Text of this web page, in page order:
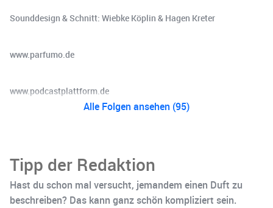
Sounddesign & Schnitt: Wiebke Köplin & Hagen Kreter
www.parfumo.de
www.podcastplattform.de
Alle Folgen ansehen (95)
Tipp der Redaktion
Hast du schon mal versucht, jemandem einen Duft zu
beschreiben? Das kann ganz schön kompliziert sein.